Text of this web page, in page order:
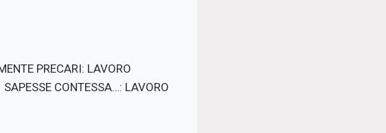
PRECARI: LAVORO
CONTESSA…: LAVORO